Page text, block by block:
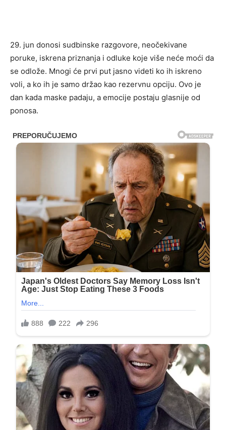
29. jun donosi sudbinske razgovore, neočekivane
poruke, iskrena priznanja i odluke koje više neće moći da
se odlože. Mnogi će prvi put jasno videti ko ih iskreno
voli, a ko ih je samo držao kao rezervnu opciju. Ovo je
dan kada maske padaju, a emocije postaju glasnije od
ponosa.